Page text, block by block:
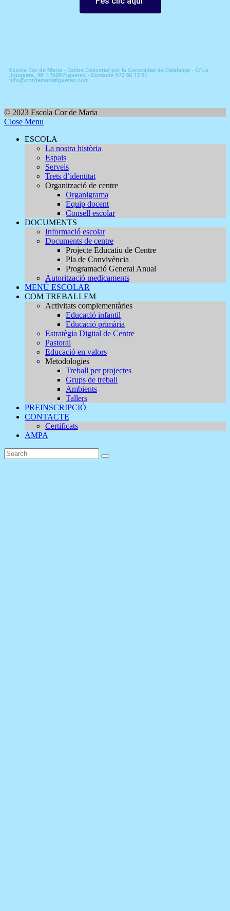
Escola Cor de Maria - Centre Concertat per la Generalitat de Catalunya - C/ La
Jonquera, 48. 17600 Figueres - Contacte 972 50 12 51
info@cordemariafigueres.com
© 2023 Escola Cor de Maria
Close Menu
ESCOLA
La nostra història
Espais
Serveis
Trets d’identitat
Organització de centre
Organigrama
Equip docent
Consell escolar
DOCUMENTS
Informació escolar
Documents de centre
Projecte Educatiu de Centre
Pla de Convivència
Programació General Anual
Autorització medicaments
MENÚ ESCOLAR
COM TREBALLEM
Activitats complementàries
Educació infantil
Educació primària
Estratègia Digital de Centre
Pastoral
Educació en valors
Metodologies
Treball per projectes
Grups de treball
Ambients
Tallers
PREINSCRIPCIÓ
CONTACTE
Certificats
AMPA